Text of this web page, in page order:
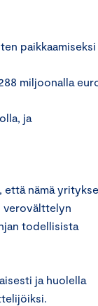
miljoonalla
ja
että nämä
verovälttelyn
todellisista
ja huolella